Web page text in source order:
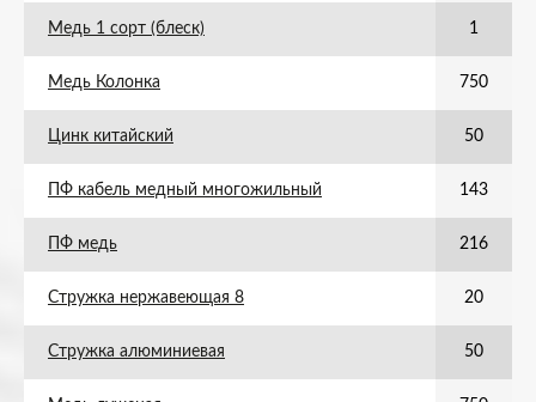
Медь 1 сорт (блеск) 1
Медь Колонка 750
Цинк китайский 50
ПФ кабель медный многожильный 143
ПФ медь 216
Стружка нержавеющая 8 20
Стружка алюминиевая 50